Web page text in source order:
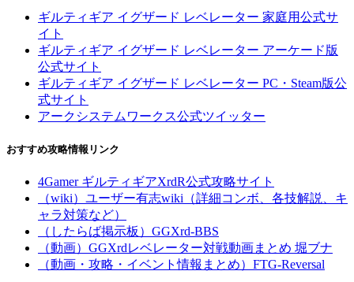
ギルティギア イグザード レベレーター 家庭用公式サ
イト
ギルティギア イグザード レベレーター アーケード版
公式サイト
ギルティギア イグザード レベレーター PC・Steam版公
式サイト
アークシステムワークス公式ツイッター
おすすめ攻略情報リンク
4Gamer ギルティギアXrdR公式攻略サイト
（wiki）ユーザー有志wiki（詳細コンボ、各技解説、キ
ャラ対策など）
（したらば掲示板）GGXrd-BBS
（動画）GGXrdレベレーター対戦動画まとめ 堀ブナ
（動画・攻略・イベント情報まとめ）FTG-Reversal